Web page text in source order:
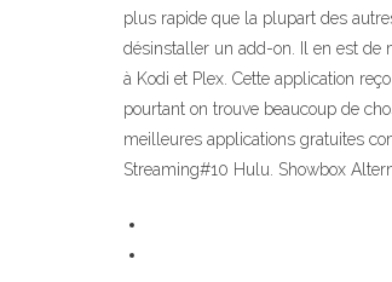
plus rapide que la plupart des
désinstaller un add-on. Il en est de
à Kodi et Plex. Cette application
pourtant on trouve beaucoup de
meilleures applications gratuites
Streaming#10 Hulu. Showbox